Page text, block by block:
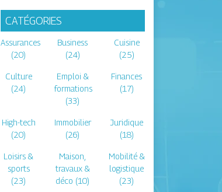
CATÉGORIES
Assurances
(20)
Business
(24)
Cuisine
(25)
Culture
(24)
Emploi &
formations
(33)
Finances
(17)
High-tech
(20)
Immobilier
(26)
Juridique
(18)
Loisirs &
sports
(23)
Maison,
travaux &
déco (10)
Mobilité &
logistique
(23)